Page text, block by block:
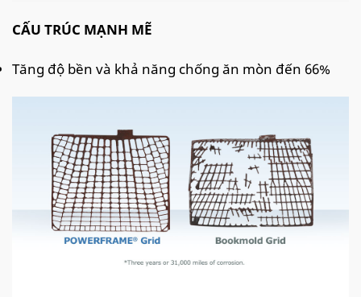
CẤU TRÚC MẠNH MẼ
Tăng độ bền và khả năng chống ăn mòn đến 66%